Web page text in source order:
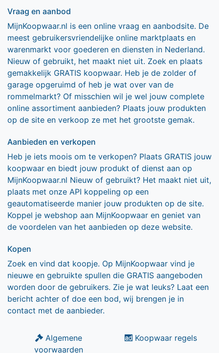
Vraag en aanbod
MijnKoopwaar.nl is een online vraag en aanbodsite. De
meest gebruikersvriendelijke online marktplaats en
warenmarkt voor goederen en diensten in Nederland.
Nieuw of gebruikt, het maakt niet uit. Zoek en plaats
gemakkelijk GRATIS koopwaar. Heb je de zolder of
garage opgeruimd of heb je wat over van de
rommelmarkt? Of misschien wil je wel jouw complete
online assortiment aanbieden? Plaats jouw produkten
op de site en verkoop ze met het grootste gemak.
Aanbieden en verkopen
Heb je iets moois om te verkopen? Plaats GRATIS jouw
koopwaar en biedt jouw produkt of dienst aan op
MijnKoopwaar.nl Nieuw of gebruikt? Het maakt niet uit,
plaats met onze API koppeling op een
geautomatiseerde manier jouw produkten op de site.
Koppel je webshop aan MijnKoopwaar en geniet van
de voordelen van het aanbieden op deze website.
Kopen
Zoek en vind dat koopje. Op MijnKoopwaar vind je
nieuwe en gebruikte spullen die GRATIS aangeboden
worden door de gebruikers. Zie je wat leuks? Laat een
bericht achter of doe een bod, wij brengen je in
contact met de aanbieder.
Algemene
voorwaarden
Koopwaar regels